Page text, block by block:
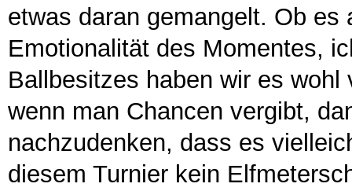
etwas daran gemangelt. Ob
Emotionalität des Momentes,
Ballbesitzes haben wir es
wenn man Chancen vergibt,
nachzudenken, dass es
diesem Turnier kein